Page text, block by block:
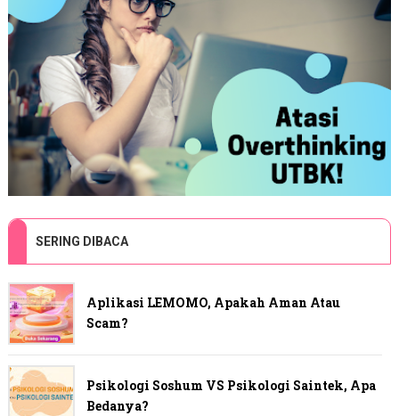
SERING DIBACA
Aplikasi LEMOMO, Apakah Aman Atau
Scam?
Psikologi Soshum VS Psikologi Saintek, Apa
Bedanya?